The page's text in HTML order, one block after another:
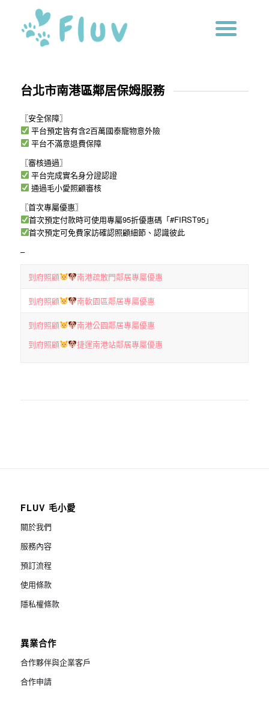
台北市南港區鄰居保姆服務
〖安全保障〗
平台預定皆有含2百萬國泰寵物意外險
平台不滿意退費保障
〖審核通過〗
平台完成實名身分證認證
通過毛小愛照顧審核
〖首次專屬優惠〗
首次預定付款時可使用專屬95折優惠碼「#FIRST95」
首次預定可免費家訪確認照顧細節、認識彼此
–
到府照顧 南港疏散門鄰居專屬優惠
到府照顧 南軟園區鄰居專屬優惠
到府照顧
南港公園鄰居專屬優惠
到府照顧
捷運南港站鄰居專屬優惠
FLUV 毛小愛
關於我們
服務內容
預訂流程
使用條款
隱私權條款
異業合作
合作夥伴與企業客戶
合作申請